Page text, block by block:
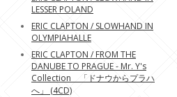
LESSER POLAND
ERIC CLAPTON / SLOWHAND IN
OLYMPIAHALLE
ERIC CLAPTON / FROM THE
DANUBE TO PRAGUE - Mr. Y's
Collection 「ドナウからプラハ
へ」 (4CD)